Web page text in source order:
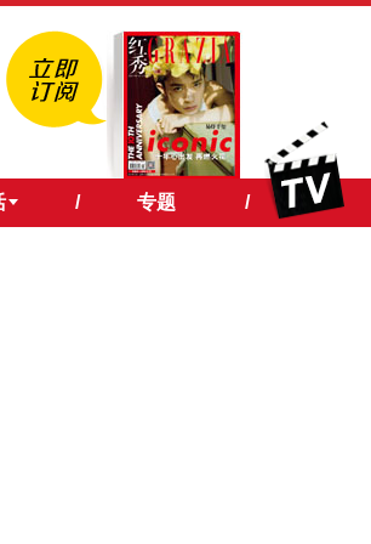
/ 专题 /